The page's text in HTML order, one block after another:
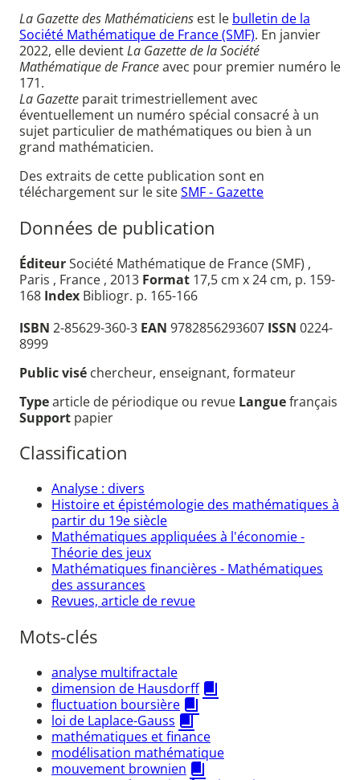
La Gazette des Mathématiciens est le bulletin de la
Société Mathématique de France (SMF). En janvier
2022, elle devientLa Gazette de la Société
Mathématique de Franceavec pour premier numéro le
171.
La Gazette parait trimestriellement avec
éventuellement un numéro spécial consacré à un
sujet particulier de mathématiques ou bien à un
grand mathématicien.
Des extraits de cette publication sont en
téléchargement sur le siteSMF - Gazette
Données de publication
ÉditeurSociété Mathématique de France (SMF) ,
Paris , France , 2013 Format 17,5 cm x 24 cm, p. 159-
168 Index Bibliogr. p. 165-166
ISBN 2-85629-360-3 EAN 9782856293607 ISSN 0224-
8999
Public visé chercheur, enseignant, formateur
Typearticle de périodique ou revue Languefrançais
Support papier
Classification
Analyse : divers
Histoire et épistémologie des mathématiques à
partir du 19e siècle
Mathématiques appliquées à l'économie -
Théorie des jeux
Mathématiques financières - Mathématiques
des assurances
Revues, article de revue
Mots-clés
analyse multifractale
dimension de Hausdorff
fluctuation boursière
loi de Laplace-Gauss
mathématiques et finance
modélisation mathématique
mouvement brownien